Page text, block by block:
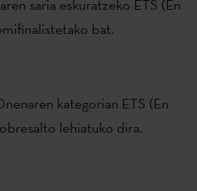
saria eskuratzeko ETS (En
bat.
kategorian ETS (En
lehiatuko dira.